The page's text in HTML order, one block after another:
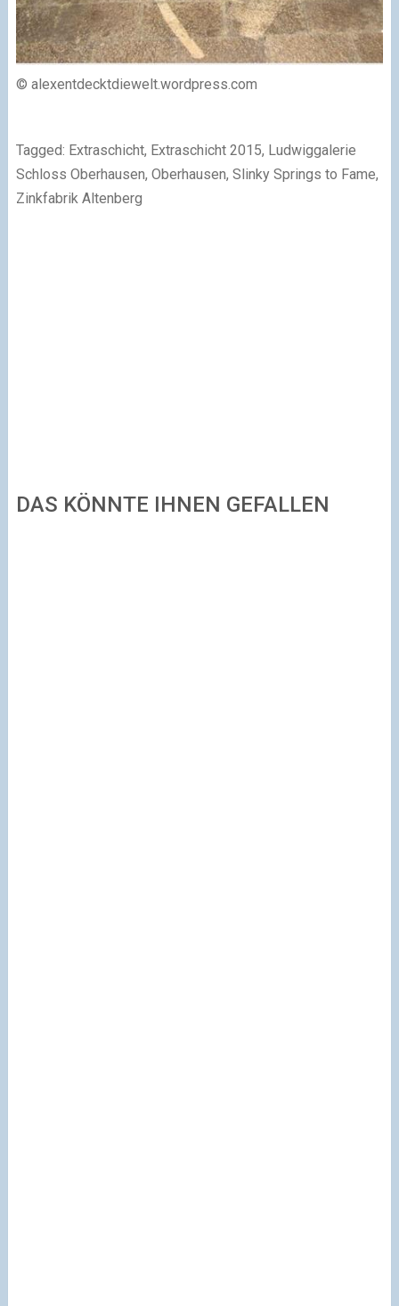
© alexentdecktdiewelt.wordpress.com
Tagged: Extraschicht, Extraschicht 2015, Ludwiggalerie
Schloss Oberhausen, Oberhausen, Slinky Springs to Fame,
Zinkfabrik Altenberg
DAS KÖNNTE IHNEN GEFALLEN